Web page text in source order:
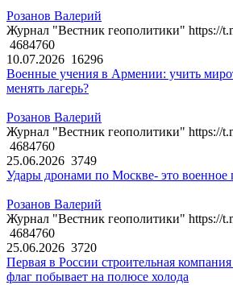
Розанов Валерий
Журнал "Вестник геополитики" https://
4684760
10.07.2026 16296
Военные учения в Армении: учить
менять лагерь?
Розанов Валерий
Журнал "Вестник геополитики" https://
4684760
25.06.2026 3749
Удары дронами по Москве- это военное
Розанов Валерий
Журнал "Вестник геополитики" https://
4684760
25.06.2026 3720
Первая в России строительная
флаг побывает на полюсе холода